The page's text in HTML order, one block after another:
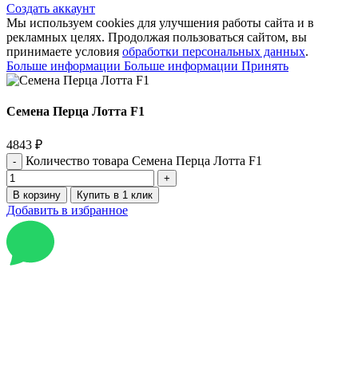
Создать аккаунт
Мы используем cookies для улучшения работы сайта и в
рекламных целях. Продолжая пользоваться сайтом, вы
принимаете условия обработки персональных данных.
Больше информации Больше информации Принять
Семена Перца Лотта F1
4843 ₽
Количество товара Семена Перца Лотта F1
В корзину Купить в 1 клик
Добавить в избранное